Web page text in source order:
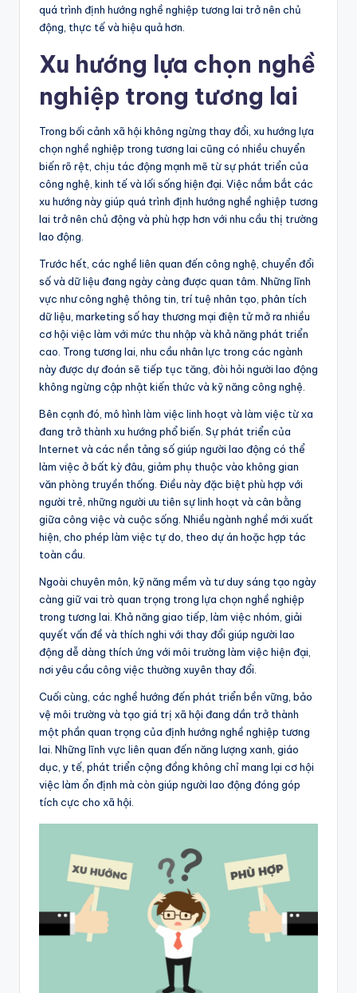
quá trình định hướng nghề nghiệp tương lai trở nên chủ
động, thực tế và hiệu quả hơn.
Xu hướng lựa chọn nghề
nghiệp trong tương lai
Trong bối cảnh xã hội không ngừng thay đổi, xu hướng lựa
chọn nghề nghiệp trong tương lai cũng có nhiều chuyển
biến rõ rệt, chịu tác động mạnh mẽ từ sự phát triển của
công nghệ, kinh tế và lối sống hiện đại. Việc nắm bắt các
xu hướng này giúp quá trình định hướng nghề nghiệp tương
lai trở nên chủ động và phù hợp hơn với nhu cầu thị trường
lao động.
Trước hết, các nghề liên quan đến công nghệ, chuyển đổi
số và dữ liệu đang ngày càng được quan tâm. Những lĩnh
vực như công nghệ thông tin, trí tuệ nhân tạo, phân tích
dữ liệu, marketing số hay thương mại điện tử mở ra nhiều
cơ hội việc làm với mức thu nhập và khả năng phát triển
cao. Trong tương lai, nhu cầu nhân lực trong các ngành
này được dự đoán sẽ tiếp tục tăng, đòi hỏi người lao động
không ngừng cập nhật kiến thức và kỹ năng công nghệ.
Bên cạnh đó, mô hình làm việc linh hoạt và làm việc từ xa
đang trở thành xu hướng phổ biến. Sự phát triển của
Internet và các nền tảng số giúp người lao động có thể
làm việc ở bất kỳ đâu, giảm phụ thuộc vào không gian
văn phòng truyền thống. Điều này đặc biệt phù hợp với
người trẻ, những người ưu tiên sự linh hoạt và cân bằng
giữa công việc và cuộc sống. Nhiều ngành nghề mới xuất
hiện, cho phép làm việc tự do, theo dự án hoặc hợp tác
toàn cầu.
Ngoài chuyên môn, kỹ năng mềm và tư duy sáng tạo ngày
càng giữ vai trò quan trọng trong lựa chọn nghề nghiệp
trong tương lai. Khả năng giao tiếp, làm việc nhóm, giải
quyết vấn đề và thích nghi với thay đổi giúp người lao
động dễ dàng thích ứng với môi trường làm việc hiện đại,
nơi yêu cầu công việc thường xuyên thay đổi.
Cuối cùng, các nghề hướng đến phát triển bền vững, bảo
vệ môi trường và tạo giá trị xã hội đang dần trở thành
một phần quan trọng của định hướng nghề nghiệp tương
lai. Những lĩnh vực liên quan đến năng lượng xanh, giáo
dục, y tế, phát triển cộng đồng không chỉ mang lại cơ hội
việc làm ổn định mà còn giúp người lao động đóng góp
tích cực cho xã hội.